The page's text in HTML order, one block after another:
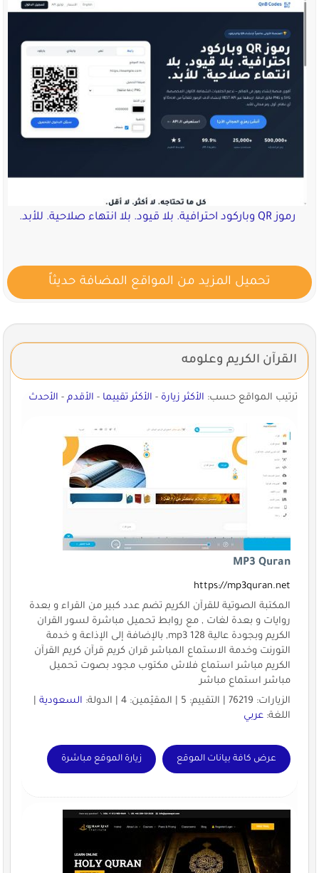
رموز QR وباركود احترافية. بلا قيود. بلا انتهاء صلاحية. للأبد.
تحميل المزيد من المواقع المضافة حديثاً
القرآن الكريم وعلومه
ترتيب المواقع حسب: الأكثر زيارة-الأكثر تقييما-الأقدم-الأحدث
MP3 Quran
https://mp3quran.net
المكتبة الصوتية للقرآن الكريم تضم عدد كبير من القراء و بعدة
روايات و بعدة لغات , مع روابط تحميل مباشرة لسور القران
الكريم وبجودة عالية mp3 128, بالإضافة إلى الإذاعة و خدمة
التورنت وخدمة الاستماع المباشر قران كريم قرآن كريم القرآن
الكريم مباشر استماع فلاش مكتوب مجود بصوت تحميل
مباشر استماع مباشر
الزيارات: 76219 | التقييم: 5 | المقيّمين: 4 | الدولة:
السعودية|
اللغة: عربي
عرض كافة بيانات الموقع زيارة الموقع مباشرة